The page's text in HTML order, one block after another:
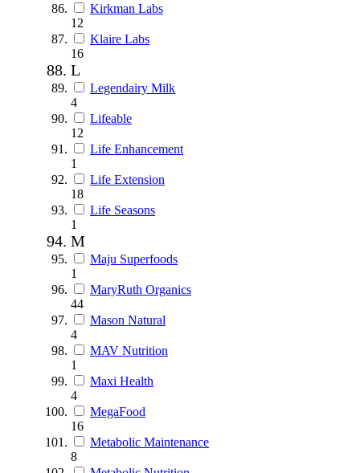
Kirkman Labs
12
Klaire Labs
16
L
Legendairy Milk
4
Lifeable
12
Life Enhancement
1
Life Extension
18
Life Seasons
1
M
Maju Superfoods
1
MaryRuth Organics
44
Mason Natural
4
MAV Nutrition
1
Maxi Health
4
MegaFood
16
Metabolic Maintenance
8